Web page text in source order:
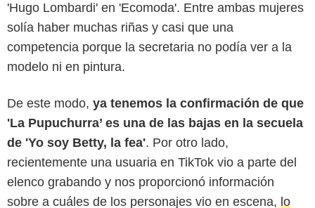
'Hugo Lombardi' en 'Ecomoda'. Entre ambas mujeres
solía haber muchas riñas y casi que una
competencia porque la secretaria no podía ver a la
modelo ni en pintura.
De este modo, ya tenemos la confirmación de que
'La Pupuchurra’ es una de las bajas en la secuela
de 'Yo soy Betty, la fea'. Por otro lado,
recientemente una usuaria en TikTok vio a parte del
elenco grabando y nos proporcionó información
sobre a cuáles de los personajes vio en escena, lo